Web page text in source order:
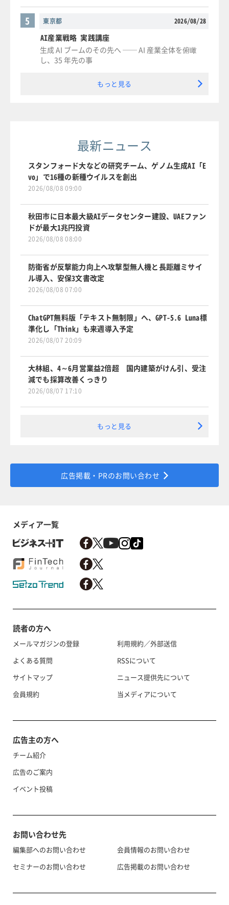
東京都 2026/08/28
5
AI産業戦略 実践講座
生成 AI ブームのその先へ ── AI 産業全体を俯瞰
し、35 年先の事
もっと見る
最新ニュース
スタンフォード大などの研究チーム、ゲノム生成AI「E
vo」で16種の新種ウイルスを創出
2026/08/08 09:00
秋田市に日本最大級AIデータセンター建設、UAEファン
ドが最大1兆円投資
2026/08/08 08:00
防衛省が反撃能力向上へ攻撃型無人機と長距離ミサイ
ル導入、安保3文書改定
2026/08/08 07:00
ChatGPT無料版「テキスト無制限」へ、GPT-5.6 Luna標
準化し「Think」も来週導入予定
2026/08/07 20:09
大林組、4～6月営業益2倍超 国内建築がけん引、受注
減でも採算改善くっきり
2026/08/07 17:10
もっと見る
広告掲載・PRのお問い合わせ
メディア一覧
読者の方へ
メールマガジンの登録
よくある質問
サイトマップ
会員規約
利用規約／外部送信
RSSについて
ニュース提供先について
当メディアについて
広告主の方へ
チーム紹介
広告のご案内
イベント投稿
お問い合わせ先
編集部へのお問い合わせ
セミナーのお問い合わせ
会員情報のお問い合わせ
広告掲載のお問い合わせ